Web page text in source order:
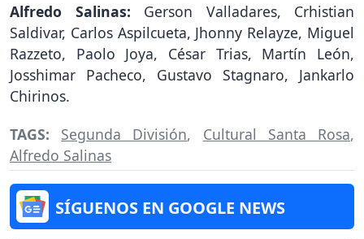
Alfredo Salinas: Gerson Valladares, Crhistian
Saldivar, Carlos Aspilcueta, Jhonny Relayze, Miguel
Razzeto, Paolo Joya, César Trias, Martín León,
Josshimar Pacheco, Gustavo Stagnaro, Jankarlo
Chirinos.
TAGS: Segunda División, Cultural Santa Rosa,
Alfredo Salinas
SÍGUENOS EN GOOGLE NEWS